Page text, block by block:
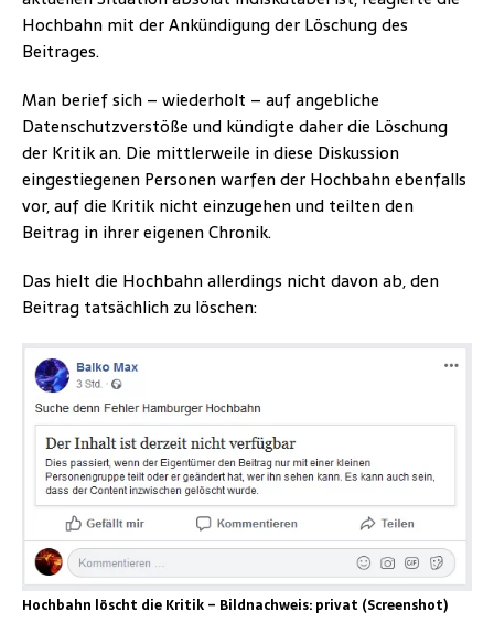
Hochbahn mit der Ankündigung der Löschung des
Beitrages.
Man berief sich – wiederholt – auf angebliche
Datenschutzverstöße und kündigte daher die Löschung
der Kritik an. Die mittlerweile in diese Diskussion
eingestiegenen Personen warfen der Hochbahn ebenfalls
vor, auf die Kritik nicht einzugehen und teilten den
Beitrag in ihrer eigenen Chronik.
Das hielt die Hochbahn allerdings nicht davon ab, den
Beitrag tatsächlich zu löschen:
Hochbahn löscht die Kritik – Bildnachweis: privat (Screenshot)